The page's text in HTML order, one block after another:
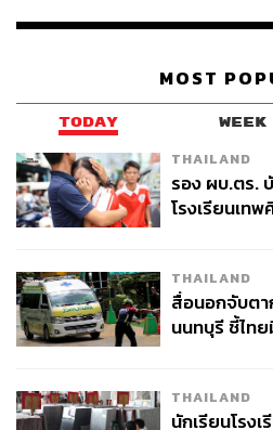
แล้วการแก้ไขครั้งนั้นแลกมาด้วยเ
Gartner หรือประมาณมูลค่าตลาด
เช่น LVMH และ Visa เลยทีเดียว
CrowdStrike ภาพจำลอง Y2K
มรณะ’ (Blue Screen of Death) จ
ของ CrowdStrike ก็เป็นต้นตอลา
ซอฟต์แวร์ของ Microsoft ลงเหวไป
สามารถจัดการเที่ยวบินได้อย่างมี
MOST
TODAY WEEK
THAILAND
รอง ผบ.ตร.
โรงเรียนเท
THAILAND
สื่อนอกจับตา
นนทบุรี ชี้ไท
THAILAND
นักเรียนโรง